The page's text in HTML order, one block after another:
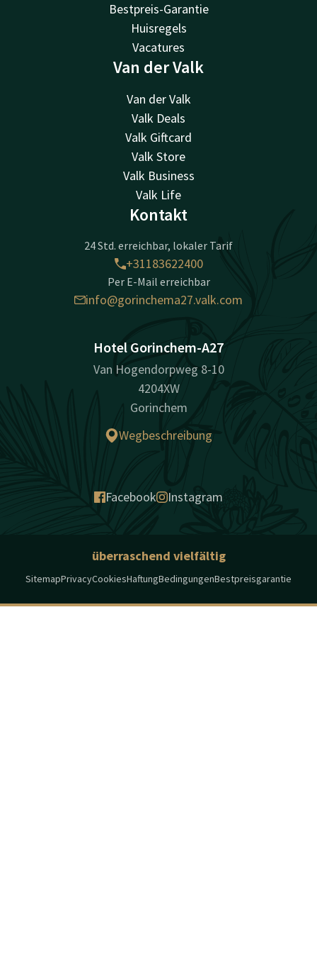
Bestpreis-Garantie
Huisregels
Vacatures
Van der Valk
Van der Valk
Valk Deals
Valk Giftcard
Valk Store
Valk Business
Valk Life
Kontakt
24 Std. erreichbar, lokaler Tarif
+31183622400
Per E-Mail erreichbar
info@gorinchema27.valk.com
Hotel Gorinchem-A27
Van Hogendorpweg 8-10
4204XW
Gorinchem
Wegbeschreibung
Facebook Instagram
überraschend vielfältig
SitemapPrivacyCookiesHaftungBedingungenBestpreisgarantie